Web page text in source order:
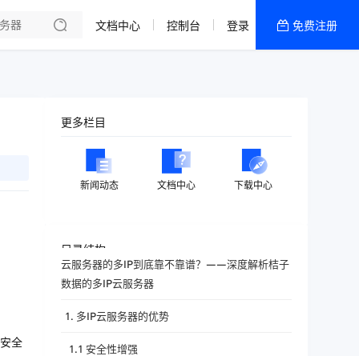
香港精品CN2云
文档中心 控制台 登录 免费注册
全
更多栏目
新闻动态 文档中心 下载中心
目录结构
云服务器的多IP到底靠不靠谱？——深度解析桔子
数据的多IP云服务器
1. 多IP云服务器的优势
1.1 安全性增强